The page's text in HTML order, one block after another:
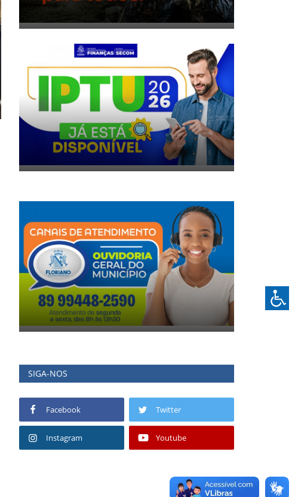
SIGA-NOS
Facebook Twitter
Instagram Youtube